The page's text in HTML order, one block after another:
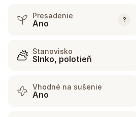
Presadenie
Ano ?
Stanovisko
Slnko, polotieň
Vhodné na sušenie
Ano